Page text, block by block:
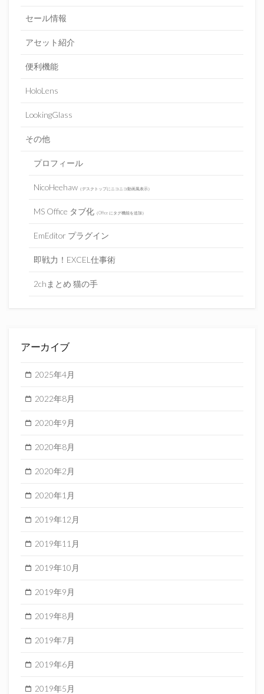
セール情報
アセット紹介
便利機能
HoloLens
LookingGlass
その他
プロフィール
NicoHeehaw（デスクトップにニコニコ動画風表示）
MS Office タブ化（Office にタグ機能を追加）
EmEditor プラグイン
即戦力！EXCEL仕事術
2chまとめ 猫の手
アーカイブ
2025年4月
2022年8月
2020年9月
2020年8月
2020年2月
2020年1月
2019年12月
2019年11月
2019年10月
2019年9月
2019年8月
2019年7月
2019年6月
2019年5月